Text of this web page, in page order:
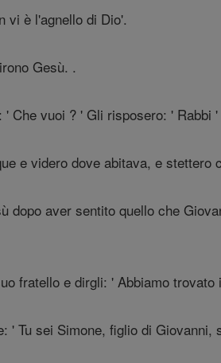
vi è l'agnello di Dio'.
Gesù. .
Che vuoi ? ' Gli risposero: '
e videro dove abitava, e
dopo aver sentito quello che
fratello e dirgli: ' Abbiamo
' Tu sei Simone, figlio di